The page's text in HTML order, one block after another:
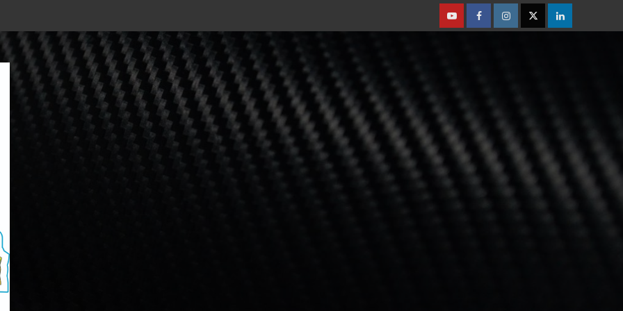
YoutubeFacebookInstagramTwitterLinkedin